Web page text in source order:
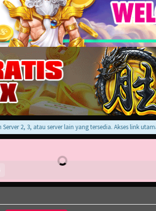
3, atau server lain yang tersedia. Akses link utama